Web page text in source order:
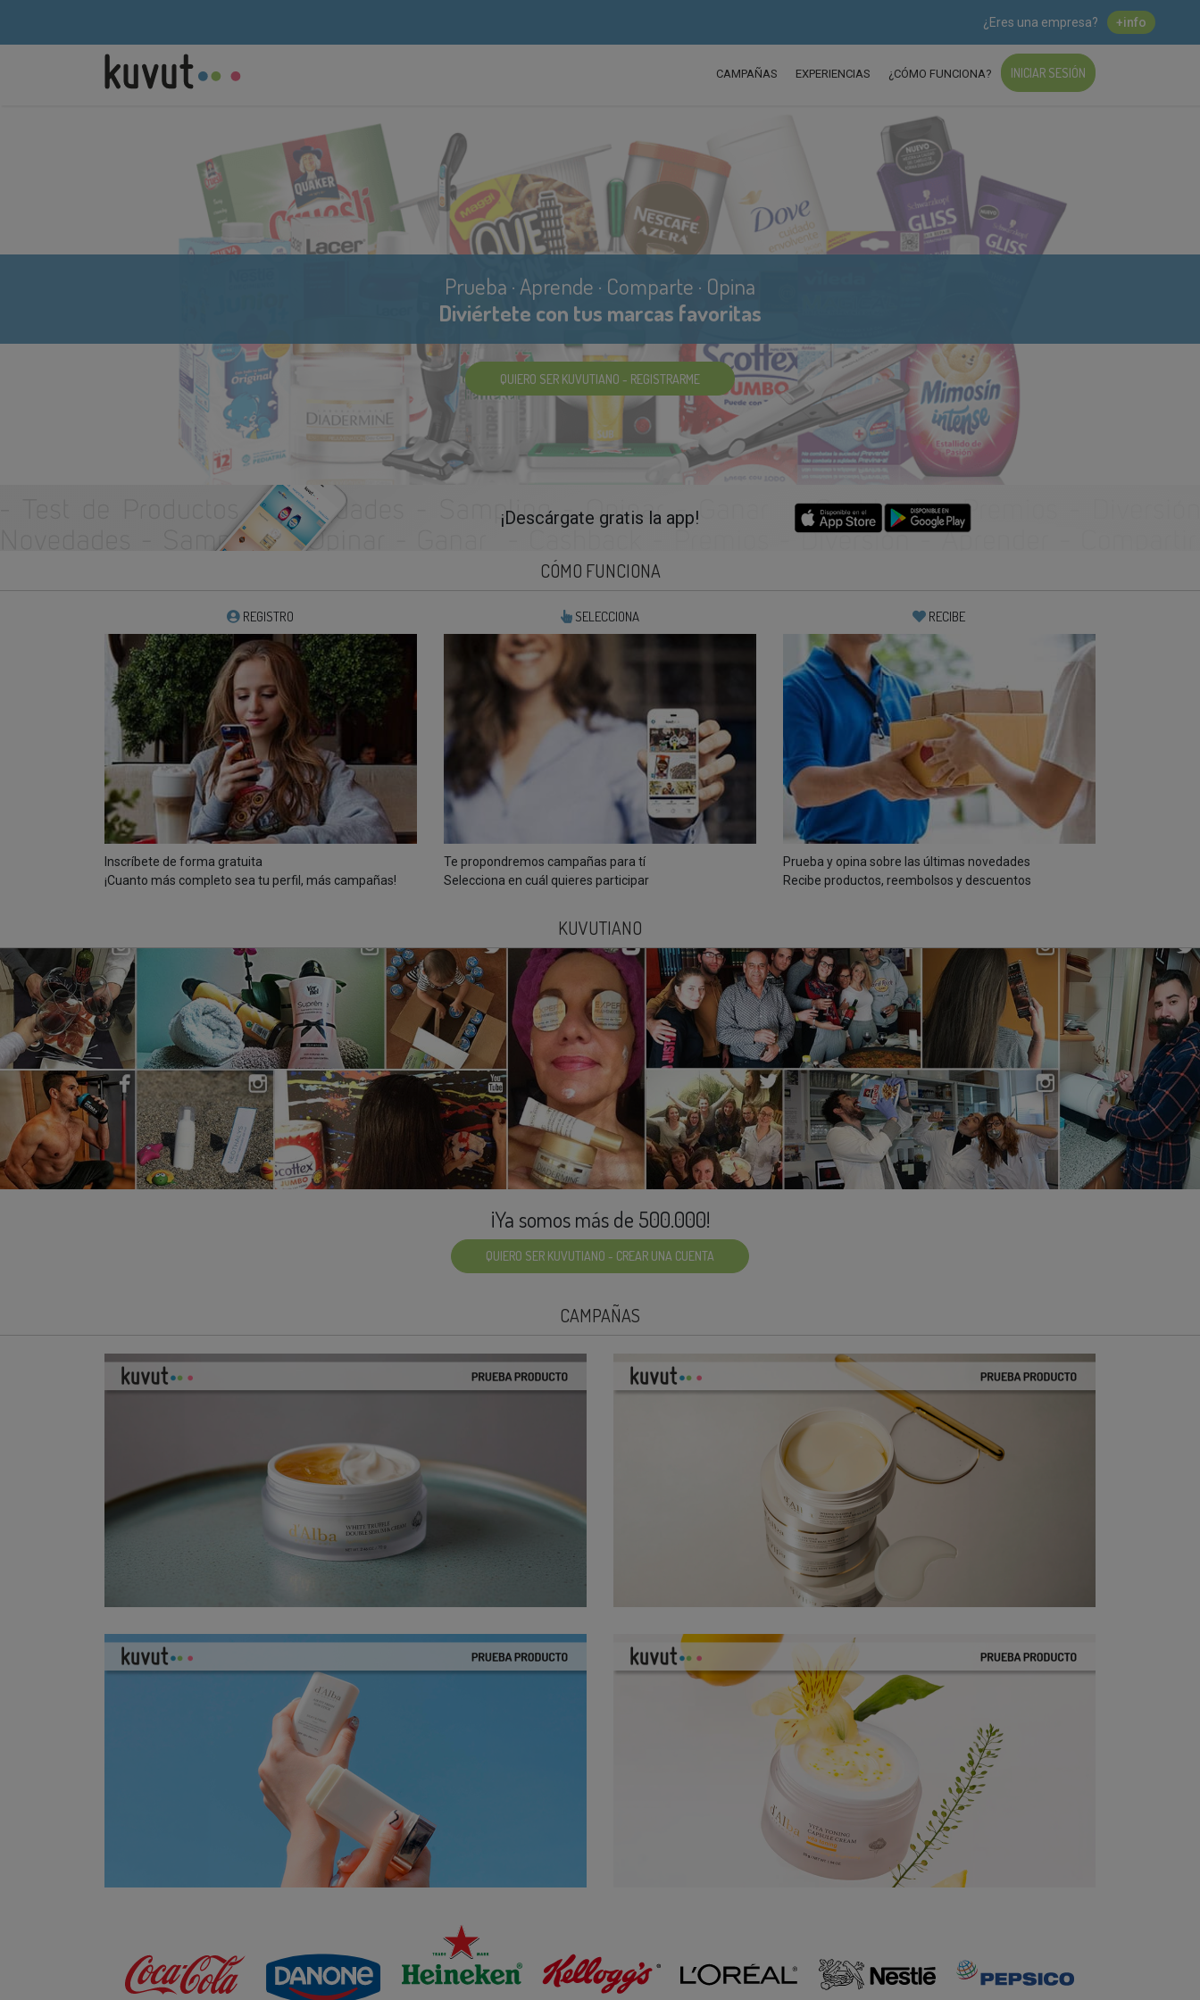
¿Eres una empresa? +info
CAMPAÑAS EXPERIENCIAS ¿CÓMO FUNCIONA? INICIAR SESIÓN
Descubre el marketing participativo
Ya somos más de 500.000 Kuvutianos
QUIERO SER KUVUTIANO - REGISTRARME
¡Descárgate gratis la app!
CÓMO FUNCIONA
REGISTRO
Inscríbete de forma gratuita
¡Cuanto más completo sea tu perfil, más campañas!
SELECCIONA
Te propondremos campañas para tí
Selecciona en cuál quieres participar
RECIBE
Prueba y opina sobre las últimas novedades
Recibe productos, reembolsos y descuentos
KUVUTIANO
¡Ya somos más de 500.000!
QUIERO SER KUVUTIANO - CREAR UNA CUENTA
CAMPAÑAS